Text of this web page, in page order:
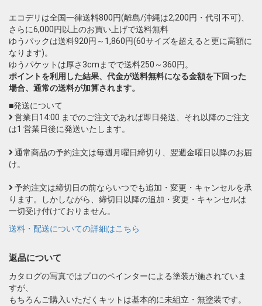
エコデリは全国一律送料800円(離島/沖縄は2,200円・代引不可)、
さらに6,000円以上のお買い上げで送料無料
ゆうパックは送料920円～1,860円(60サイズを超えると更に高額に
なります)。
ゆうパケットは厚さ3cmまでで送料250～360円。
ポイントを利用した結果、代金が送料無料になる金額を下回った
場合、通常の送料が加算されます。
■発送について
営業日14:00 までのご注文であれば即日発送、それ以降のご注文
は1 営業日後に発送いたします。
通常商品の予約注文は毎週月曜日締切り、翌週金曜日以降のお届
け。
予約注文は締切日の前ならいつでも追加・変更・キャンセルを承
ります。しかしながら、締切日以降の追加・変更・キャンセルは
一切受け付けておりません。
送料・配送についての詳細はこちら
返品について
カタログの写真ではプロのペインターによる塗装が施されていま
すが、
もちろんご購入いただくキットは基本的に未組立・無塗装です。